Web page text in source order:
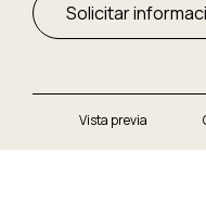
Solicitar
Vista previa